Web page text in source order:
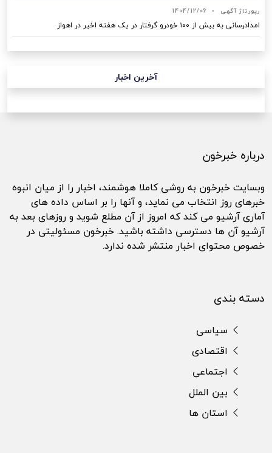
رپورتاژ آگهی •
1404/12/06
امدادرسانی به بیش از ۱۰۰ خودرو گرفتار در یک هفته اخیر در اهواز
آخرین اخبار
درباره خبرخون
وبسایت خبرخون به روشی کاملا هوشمند، اخبار را از میان انبوه
خبرهای روز انتخاب می نماید، و آنها را بر اساس داده های
آماری آرشیو می کند که امروز از آن مطلع شوید و روزهای بعد به
آرشیو آن ها دسترسی داشته باشید. خبرخون مسئولیتی در
خصوص محتوای اخبار منتشر شده ندارد.
دسته بندی
سیاسی
اقتصادی
اجتماعی
بین الملل
استان ها